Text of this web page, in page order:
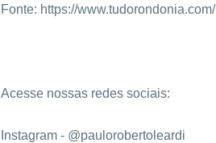
Fonte: https://www.tudorondonia.com/
Acesse nossas redes sociais:
Instagram - @paulorobertoleardi